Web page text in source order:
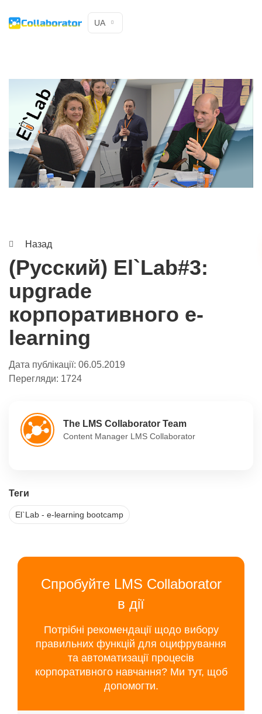
UA
Назад
(Русский) El`Lab#3:
upgrade
корпоративного e-
learning
Дата публікації: 06.05.2019
Перегляди: 1724
The LMS Collaborator Team
Content Manager LMS Collaborator
Теги
El`Lab - e-learning bootcamp
Спробуйте LMS Collaborator
в дії
Потрібні рекомендації щодо вибору
правильних функцій для оцифрування
та автоматизації процесів
корпоративного навчання? Ми тут, щоб
допомогти.